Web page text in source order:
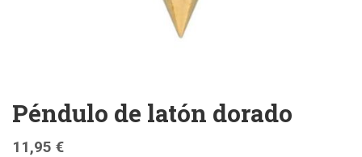
Péndulo de latón dorado
11,95 €